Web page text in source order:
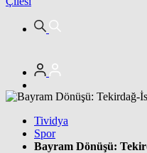
Tividya
Spor
Bayram Dönüşü: